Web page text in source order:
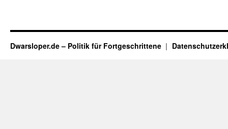
Dwarsloper.de – Politik für Fortgeschrittene